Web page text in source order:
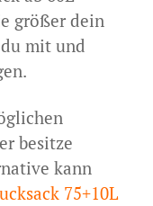
größer dein
mit und
besitze
kann
75+10L